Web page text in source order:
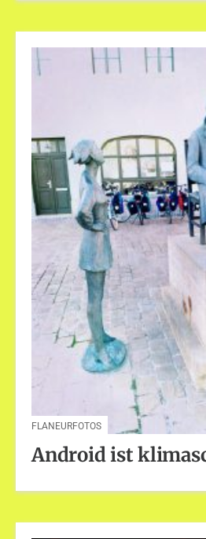
FLANEURFOTOS
Android ist